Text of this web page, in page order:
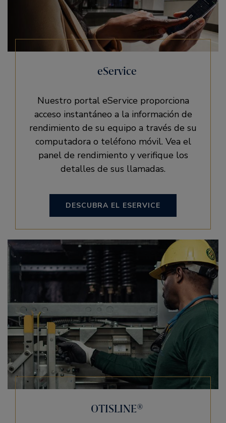
eService
Nuestro portal eService proporciona
acceso instantáneo a la información de
rendimiento de su equipo a través de su
computadora o teléfono móvil. Vea el
panel de rendimiento y verifique los
detalles de sus llamadas.
DESCUBRA EL ESERVICE
OTISLINE®